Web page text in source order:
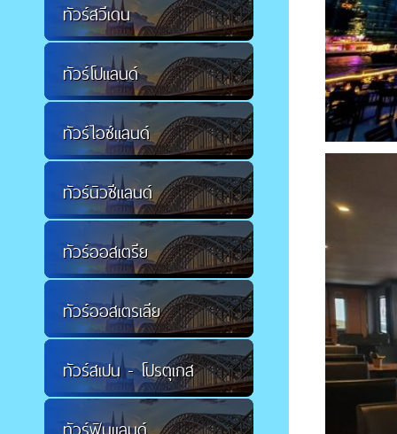
ทัวร์สวีเดน
ทัวร์โปแลนด์
ทัวร์ไอซ์แลนด์
ทัวร์นิวซีแลนด์
ทัวร์ออสเตรีย
ทัวร์ออสเตรเลีย
ทัวร์สเปน - โปรตุเกส